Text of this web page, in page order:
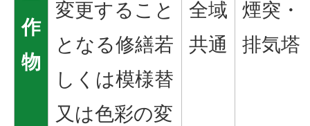
作
物
変更すること
となる修繕若
しくは模様替
又は色彩の変
全域
共通
煙突・
排気塔